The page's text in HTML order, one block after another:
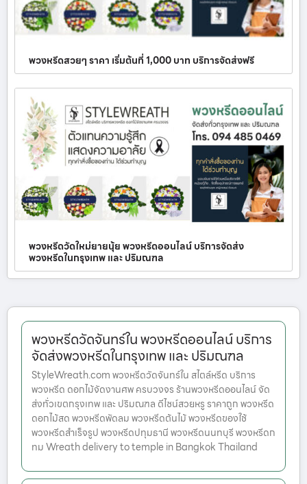
พวงหรีดสวยๆ ราคา เริ่มต้นที่ 1,000 บาท บริการจัดส่งฟรี
พวงหรีดวัดใหม่ยายนุ้ย พวงหรีดออนไลน์ บริการจัดส่ง
พวงหรีดในกรุงเทพ และ ปริมณฑล
พวงหรีดวัดจันทร์ใน พวงหรีดออนไลน์ บริการ
จัดส่งพวงหรีดในกรุงเทพ และ ปริมณฑล
StyleWreath.com พวงหรีดวัดจันทร์ใน สไตล์หรีด บริการ
พวงหรีด ดอกไม้จัดงานศพ ครบวงจร ร้านพวงหรีดออนไลน์ จัด
ส่งทั่วเขตกรุงเทพ และ ปริมณฑล ดีไซน์สวยหรู ราคาถูก พวงหรีด
ดอกไม้สด พวงหรีดพัดลม พวงหรีดต้นไม้ พวงหรีดของใช้
พวงหรีดสำเร็จรูป พวงหรีดปทุมธานี พวงหรีดนนทบุรี พวงหรีดก
ทม Wreath delivery to temple in Bangkok Thailand